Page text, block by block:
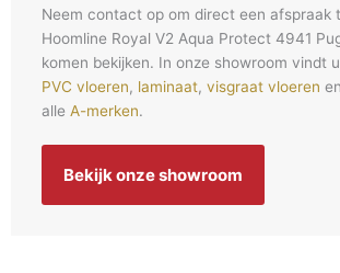
Neem contact op om direct een afspraak
Hoomline Royal V2 Aqua Protect 4941
komen bekijken. In onze showroom vindt
PVC vloeren, laminaat, visgraat vloeren en
alle A-merken.
Bekijk onze showroom